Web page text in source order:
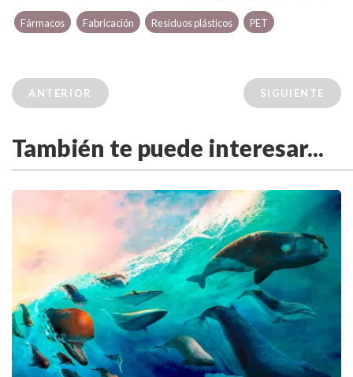
Fármacos Fabricación Residuos plásticos PET
ANTERIOR SIGUIENTE
También te puede interesar...